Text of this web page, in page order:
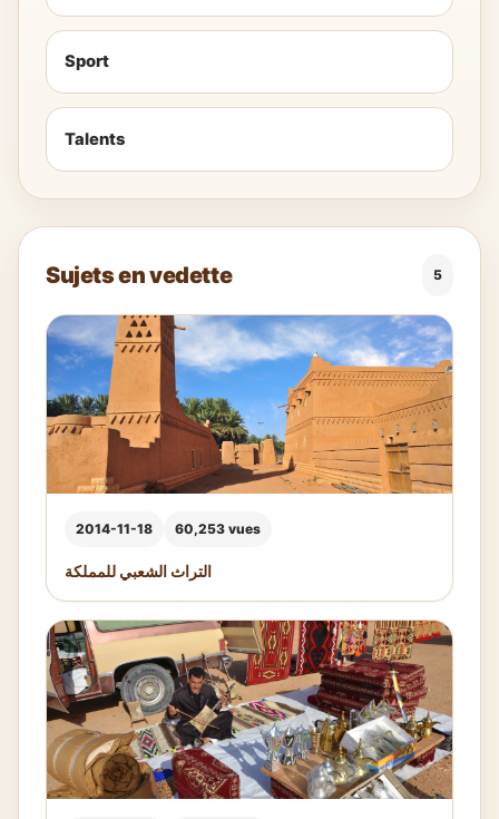
Sport
Talents
Sujets en vedette 5
2014-11-18 60,253 vues
التراث الشعبي للمملكة